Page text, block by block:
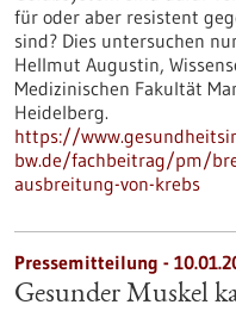
für oder aber resistent
sind? Dies untersuchen
Hellmut Augustin,
Medizinischen Fakultät
Heidelberg.
https://
bw.de/fachbeitrag/pm/
ausbreitung-von-krebs
Pressemitteilung -
Gesunder Muskel